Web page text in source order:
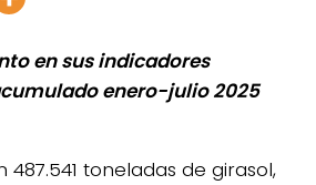
en sus indicadores
enero-julio 2025
toneladas de girasol,